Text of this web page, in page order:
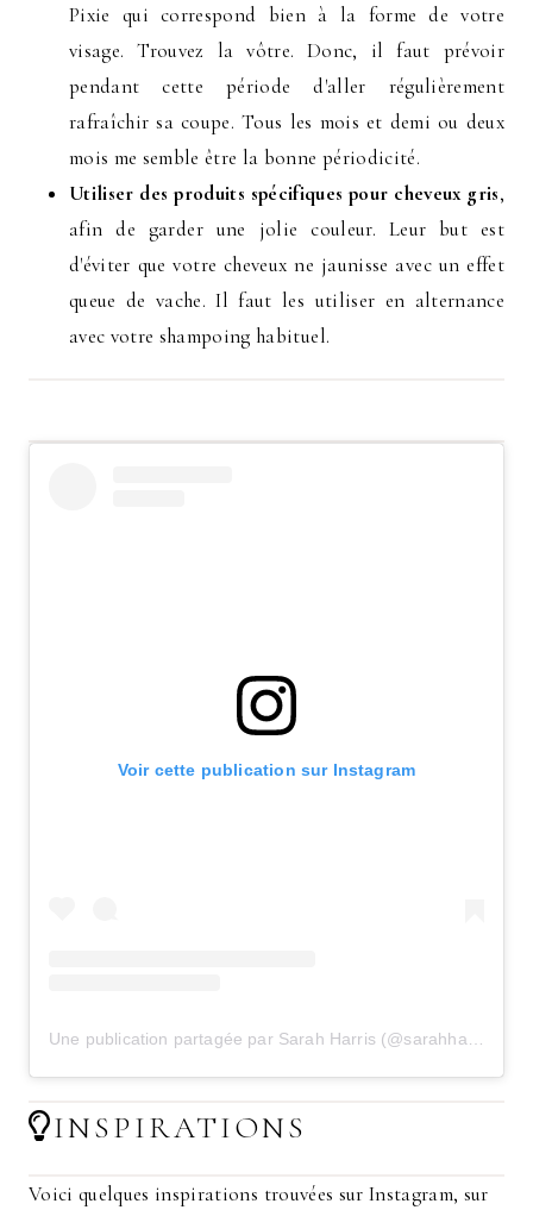
Pixie qui correspond bien à la forme de votre
visage. Trouvez la vôtre. Donc, il faut prévoir
pendant cette période d'aller régulièrement
rafraîchir sa coupe. Tous les mois et demi ou deux
mois me semble être la bonne périodicité.
Utiliser des produits spécifiques pour cheveux gris,
afin de garder une jolie couleur. Leur but est
d'éviter que votre cheveux ne jaunisse avec un effet
queue de vache. Il faut les utiliser en alternance
avec votre shampoing habituel.
Voir cette publication sur Instagram
INSPIRATIONS
Voici quelques inspirations trouvées sur Instagram, sur